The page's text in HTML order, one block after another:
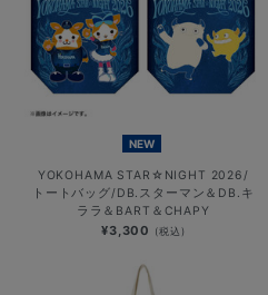
NEW
YOKOHAMA STAR☆NIGHT 2026/
トートバッグ/DB.スターマン＆DB.キ
ララ＆BART＆CHAPY
¥3,300 (税込)